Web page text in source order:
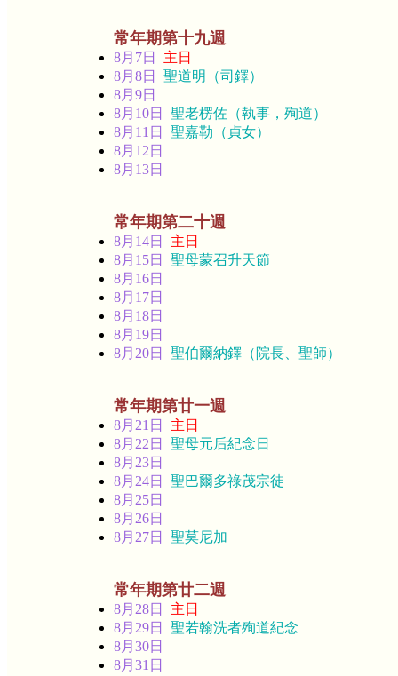
常年期第十九週
8月7日
主日
8月8日 聖道明（司鐸）
8月9日
8月10日 聖老楞佐（執事，殉道）
8月11日 聖嘉勒（貞女）
8月12日
8月13日
常年期第二十週
8月14日
主日
8月15日 聖母蒙召升天節
8月16日
8月17日
8月18日
8月19日
8月20日 聖伯爾納鐸（院長、聖師）
常年期第廿一週
8月21日
主日
8月22日 聖母元后紀念日
8月23日
8月24日 聖巴爾多祿茂宗徒
8月25日
8月26日
8月27日 聖莫尼加
常年期第廿二週
8月28日
主日
8月29日 聖若翰洗者殉道紀念
8月30日
8月31日